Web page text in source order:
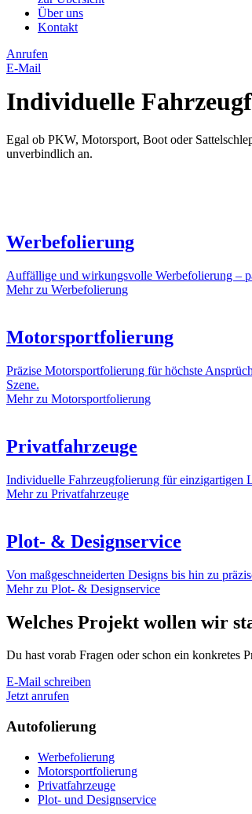
Über uns
Kontakt
Anrufen
E-Mail
Individuelle
Egal ob PKW, Motorsport, Boot oder
unverbindlich an.
Werbefolierung
Auffällige und wirkungsvolle Werbefolierung –
Mehr zu Werbefolierung
Motorsportfolierung
Präzise Motorsportfolierung für höchste
Szene.
Mehr zu Motorsportfolierung
Privatfahrzeuge
Individuelle Fahrzeugfolierung für einzigartigen
Mehr zu Privatfahrzeuge
Plot- & Designservice
Von maßgeschneiderten Designs bis hin zu
Mehr zu Plot- & Designservice
Welches Projekt wollen wir
Du hast vorab Fragen oder schon ein konkretes
E-Mail schreiben
Jetzt anrufen
Autofolierung
Werbefolierung
Motorsportfolierung
Privatfahrzeuge
Plot- und Designservice